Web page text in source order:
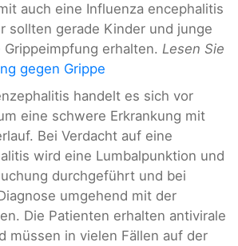
auch eine Influenza encephalitis
sollten gerade Kinder und junge
Grippeimpfung erhalten. Lesen Sie
gegen Grippe
handelt es sich vor
eine schwere Erkrankung mit
Bei Verdacht auf eine
wird eine Lumbalpunktion und
durchgeführt und bei
umgehend mit der
Die Patienten erhalten antivirale
müssen in vielen Fällen auf der